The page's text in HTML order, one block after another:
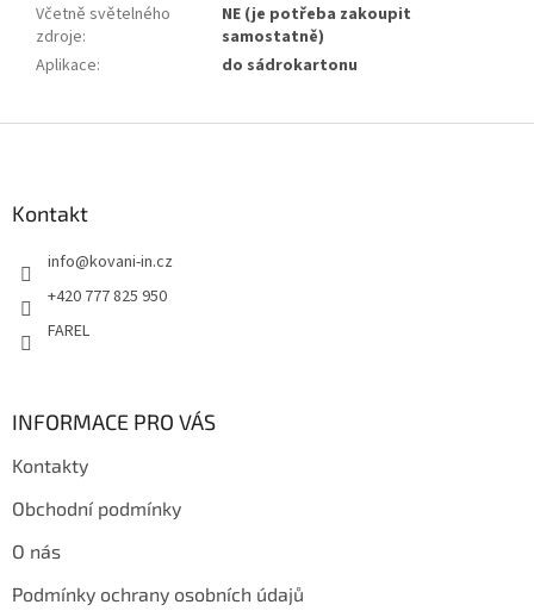
Včetně světelného
zdroje:
NE (je potřeba zakoupit
samostatně)
Aplikace: do sádrokartonu
Kontakt
info@kovani-in.cz
+420 777 825 950
FAREL
INFORMACE PRO VÁS
Kontakty
Obchodní podmínky
O nás
Podmínky ochrany osobních údajů